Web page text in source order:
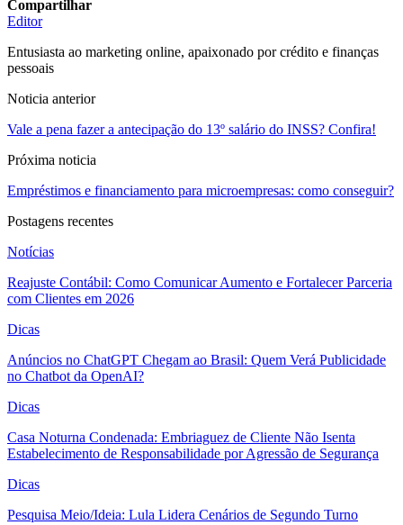
Compartilhar
Editor
Entusiasta ao marketing online, apaixonado por crédito e finanças
pessoais
Noticia anterior
Vale a pena fazer a antecipação do 13º salário do INSS? Confira!
Próxima noticia
Empréstimos e financiamento para microempresas: como conseguir?
Postagens recentes
Notícias
Reajuste Contábil: Como Comunicar Aumento e Fortalecer Parceria
com Clientes em 2026
Dicas
Anúncios no ChatGPT Chegam ao Brasil: Quem Verá Publicidade
no Chatbot da OpenAI?
Dicas
Casa Noturna Condenada: Embriaguez de Cliente Não Isenta
Estabelecimento de Responsabilidade por Agressão de Segurança
Dicas
Pesquisa Meio/Ideia: Lula Lidera Cenários de Segundo Turno